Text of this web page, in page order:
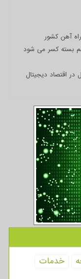
آهن کشور
بسته کسر می شود
در اقتصاد دیجیتال
خدمات